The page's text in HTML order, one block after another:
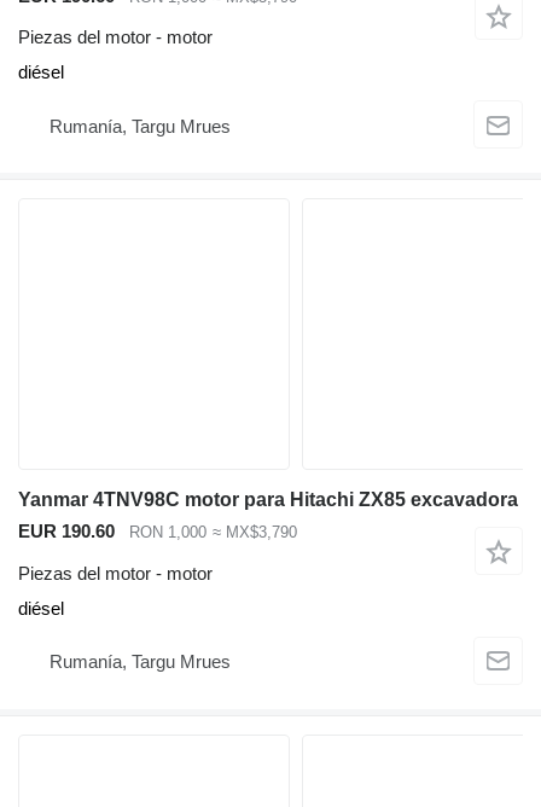
Piezas del motor - motor
diésel
Rumanía, Targu Mrues
Yanmar 4TNV98C motor para Hitachi ZX85 excavadora
EUR 190.60
RON 1,000 ≈ MX$3,790
Piezas del motor - motor
diésel
Rumanía, Targu Mrues